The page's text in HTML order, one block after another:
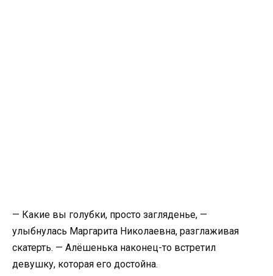
— Какие вы голубки, просто загляденье, —
улыбнулась Маргарита Николаевна, разглаживая
скатерть. — Алёшенька наконец-то встретил
девушку, которая его достойна.